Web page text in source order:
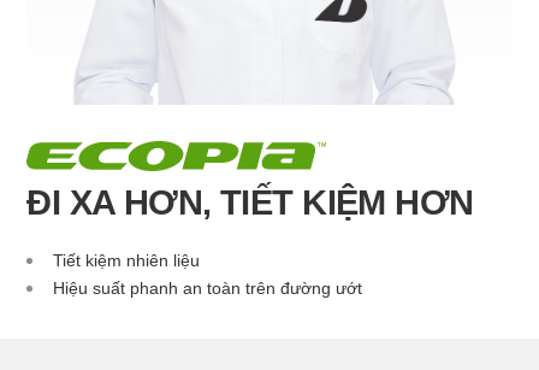
ĐI XA HƠN, TIẾT KIỆM HƠN
Tiết kiệm nhiên liệu
Hiệu suất phanh an toàn trên đường ướt